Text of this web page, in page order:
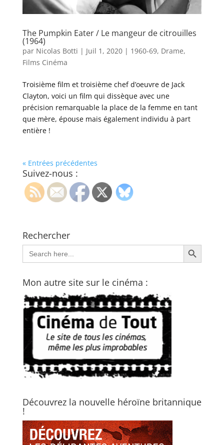
The Pumpkin Eater / Le mangeur de citrouilles
(1964)
par Nicolas Botti | Juil 1, 2020| 1960-69, Drame,
Films Cinéma
Troisième film et troisième chef d’oeuvre de Jack
Clayton, voici un film qui dissèque avec une
précision remarquable la place de la femme en tant
que mère, épouse mais également individu à part
entière !
« Entrées précédentes
Suivez-nous :
Rechercher
Search
for:
Search Button
Mon autre site sur le cinéma :
Découvrez la nouvelle héroïne britannique
!